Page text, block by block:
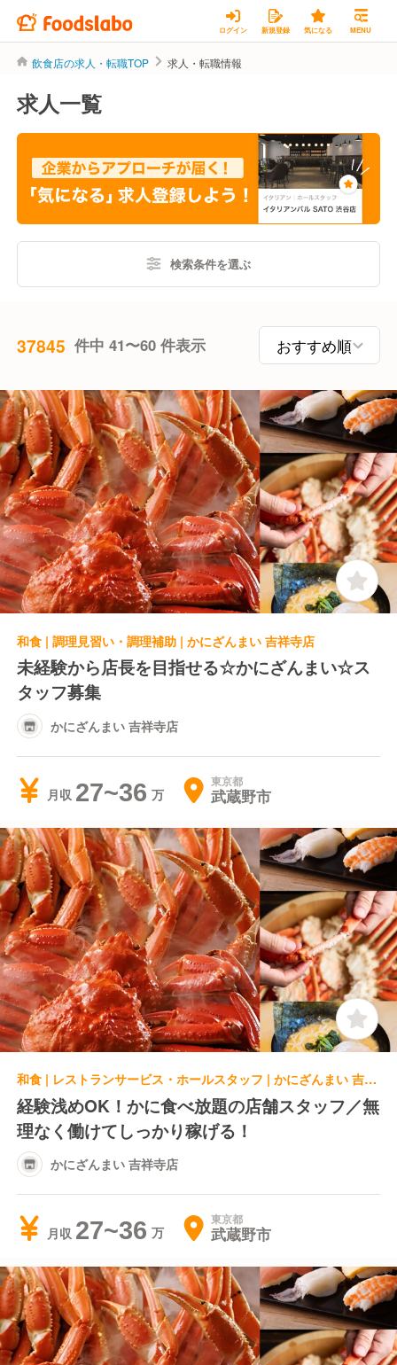
ログイン 新規登録 気になる MENU
飲食店の求人・転職TOP 求人・転職情報
求人一覧
検索条件を選ぶ
37845 件中 41〜60 件表示
和食 | 調理見習い・調理補助 | かにざんまい 吉祥寺店
未経験から店長を目指せる☆かにざんまい☆ス
タッフ募集
かにざんまい 吉祥寺店
月収 27~36 東京都
武蔵野市
和食 | レストランサービス・ホールスタッフ | かにざんまい 吉祥寺店
経験浅めOK！かに食べ放題の店舗スタッフ／無
理なく働けてしっかり稼げる！
かにざんまい 吉祥寺店
月収 27~36 東京都
武蔵野市